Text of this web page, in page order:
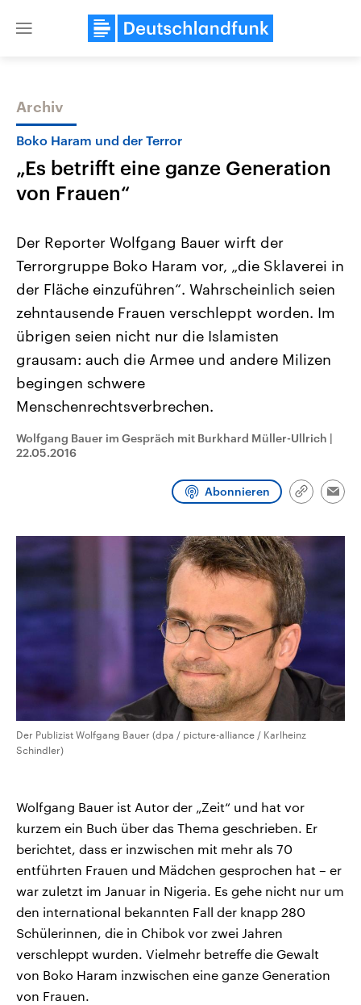
Close
Themen
Landtagswahl Sachsen-Anhalt
2026
Alle Informationen
Sachsen-Anhalt wählt am 6.
September 2026 einen neuen
Landtag. Seit 2021 wird das
Bundesland von einer Koalition aus
CDU, SPD und FDP regiert.-
Umfragen, Prognosen,
Wahlprogramme, aktuelle Berichte
und Hintergründe zu den Parteien
Wahl.
Aktuelle Beiträge,
Hintergründe
Wirtschaftlich und
gehören die Vereinigten
den mächtigsten Ländern
mit großem Einfluss auf
Sendungen Programm Podcasts
Audio-Archiv
Archiv
Boko Haram und der Terror
„Es betrifft eine ganze Generation
von Frauen“
Der Reporter Wolfgang Bauer wirft der
Terrorgruppe Boko Haram vor, „die Sklaverei in
der Fläche einzuführen“. Wahrscheinlich seien
zehntausende Frauen verschleppt worden. Im
übrigen seien nicht nur die Islamisten
grausam: auch die Armee und andere Milizen
begingen schwere
Menschenrechtsverbrechen.
Wolfgang Bauer im Gespräch mit Burkhard Müller-Ullrich |
22.05.2016
Abonnieren
Link
Der Publizist Wolfgang Bauer (dpa / picture-alliance / Karlheinz
Schindler)
Wolfgang Bauer ist Autor der „Zeit“ und hat vor
kurzem ein Buch über das Thema geschrieben. Er
berichtet, dass er inzwischen mit mehr als 70
entführten Frauen und Mädchen gesprochen hat – er
war zuletzt im Januar in Nigeria. Es gehe nicht nur um
den international bekannten Fall der knapp 280
Schülerinnen, die in Chibok vor zwei Jahren
verschleppt wurden. Vielmehr betreffe die Gewalt
von Boko Haram inzwischen eine ganze Generation
von Frauen.